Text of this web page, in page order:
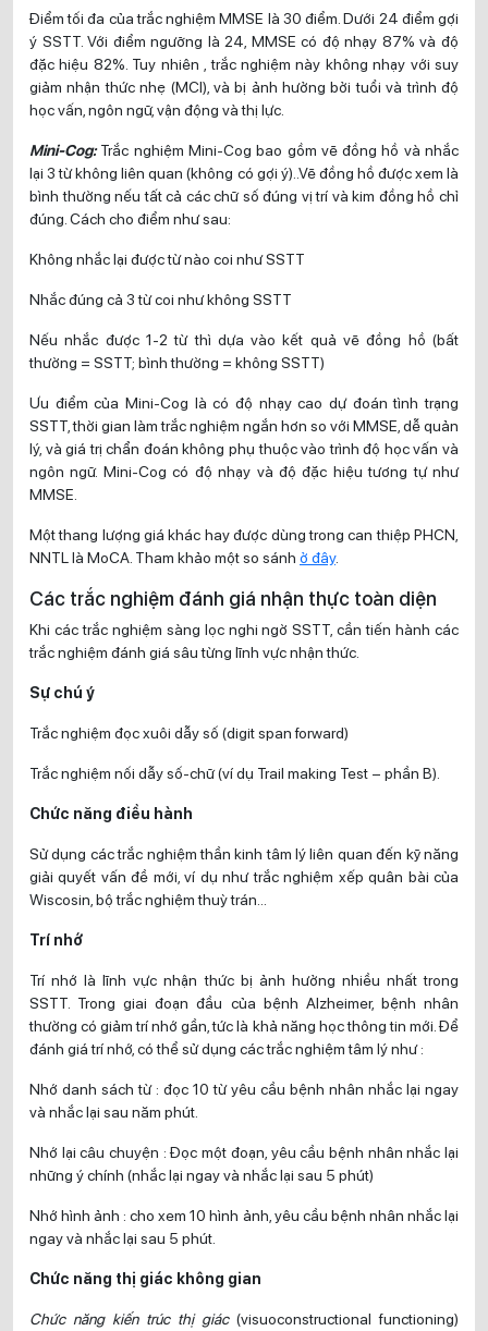
Điểm tối đa của trắc nghiệm MMSE là 30 điểm. Dưới 24 điểm gợi
ý SSTT. Với điểm ngưỡng là 24, MMSE có độ nhạy 87% và độ
đặc hiệu 82%. Tuy nhiên , trắc nghiệm này không nhạy với suy
giảm nhận thức nhẹ (MCI), và bị ảnh hưởng bởi tuổi và trình độ
học vấn, ngôn ngữ, vận động và thị lực.
Mini-Cog:Trắc nghiệm Mini-Cog bao gồm vẽ đồng hồ và nhắc
lại 3 từ không liên quan (không có gợi ý)..Vẽ đồng hồ được xem là
bình thường nếu tất cả các chữ số đúng vị trí và kim đồng hồ chỉ
đúng. Cách cho điểm như sau:
Không nhắc lại được từ nào coi như SSTT
Nhắc đúng cả 3 từ coi như không SSTT
Nếu nhắc được 1-2 từ thì dựa vào kết quả vẽ đồng hồ (bất
thường = SSTT; bình thường = không SSTT)
Ưu điểm của Mini-Cog là có độ nhạy cao dự đoán tình trạng
SSTT, thời gian làm trắc nghiệm ngắn hơn so với MMSE, dễ quản
lý, và giá trị chẩn đoán không phụ thuộc vào trình độ học vấn và
ngôn ngữ. Mini-Cog có độ nhạy và độ đặc hiệu tương tự như
MMSE.
Một thang lượng giá khác hay được dùng trong can thiệp PHCN,
NNTL là MoCA. Tham khảo một so sánh ở đây.
Các trắc nghiệm đánh giá nhận thực toàn diện
Khi các trắc nghiệm sàng lọc nghi ngờ SSTT, cần tiến hành các
trắc nghiệm đánh giá sâu từng lĩnh vực nhận thức.
Sự chú ý
Trắc nghiệm đọc xuôi dẫy số (digit span forward)
Trắc nghiệm nối dẫy số-chữ (ví dụ Trail making Test – phần B).
Chức năng điều hành
Sử dụng các trắc nghiệm thần kinh tâm lý liên quan đến kỹ năng
giải quyết vấn đề mới, ví dụ như trắc nghiệm xếp quân bài của
Wiscosin, bộ trắc nghiệm thuỳ trán…
Trí nhớ
Trí nhớ là lĩnh vực nhận thức bị ảnh hưởng nhiều nhất trong
SSTT. Trong giai đoạn đầu của bệnh Alzheimer, bệnh nhân
thường có giảm trí nhớ gần, tức là khả năng học thông tin mới. Để
đánh giá trí nhớ, có thể sử dụng các trắc nghiệm tâm lý như :
Nhớ danh sách từ : đọc 10 từ yêu cầu bệnh nhân nhắc lại ngay
và nhắc lại sau năm phút.
Nhớ lại câu chuyện : Đọc một đoạn, yêu cầu bệnh nhân nhắc lại
những ý chính (nhắc lại ngay và nhắc lại sau 5 phút)
Nhớ hình ảnh : cho xem 10 hình ảnh, yêu cầu bệnh nhân nhắc lại
ngay và nhắc lại sau 5 phút.
Chức năng thị giác không gian
Chức năng kiến trúc thị giác(visuoconstructional functioning)